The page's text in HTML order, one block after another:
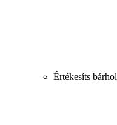
Értékesíts bárhol